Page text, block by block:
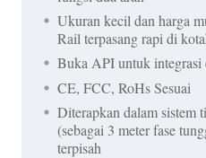
Ukuran kecil dan harga
Rail terpasang rapi di
Buka API untuk integrasi
CE, FCC, RoHs Sesuai
Diterapkan dalam sistem
(sebagai 3 meter fase
terpisah